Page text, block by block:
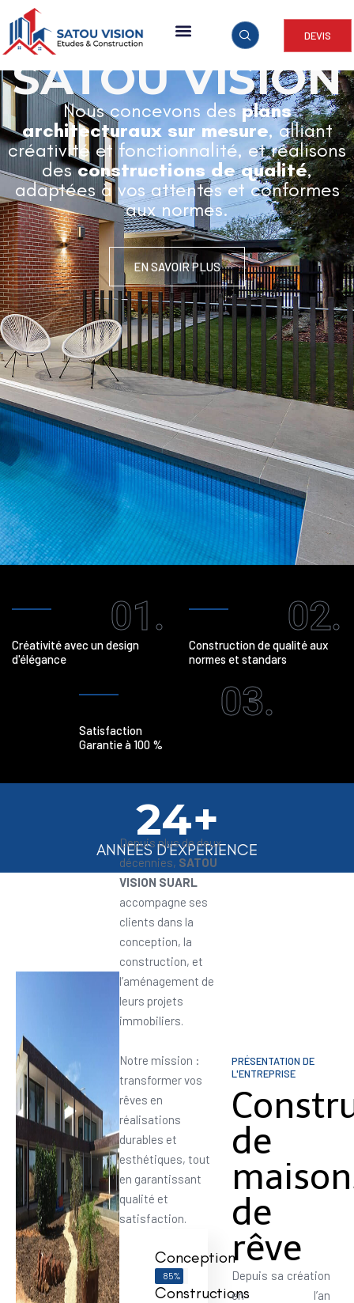
DEVIS
ARCHITECTURE & CONSTRUCTION
SATOU VISION
Nous concevons desplans
architecturaux sur mesure, alliant
créativité et fonctionnalité, et réalisons
desconstructions de qualité,
adaptées à vos attentes et conformes
aux normes.
EN SAVOIR PLUS
01.
Créativité avec un design
d'élégance
02.
Construction de qualité aux
normes et standars
03.
Satisfaction
Garantie à 100 %
24+
ANNEES D'EXPERIENCE
Depuis plus de deux
décennies, SATOU
VISION SUARL
accompagne ses
clients dans la
conception, la
construction, et
l’aménagement de
leurs projets
immobiliers.
Notre mission :
transformer vos
rêves en
réalisations
durables et
esthétiques, tout
en garantissant
qualité et
satisfaction.
Conception
85%
Constructions
PRÉSENTATION DE
L'ENTREPRISE
de
de
rêve
Depuis sa création
en l’an